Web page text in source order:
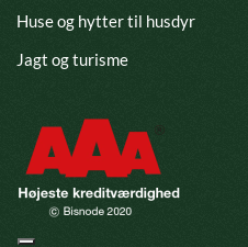
Huse og hytter til husdyr
Jagt og turisme